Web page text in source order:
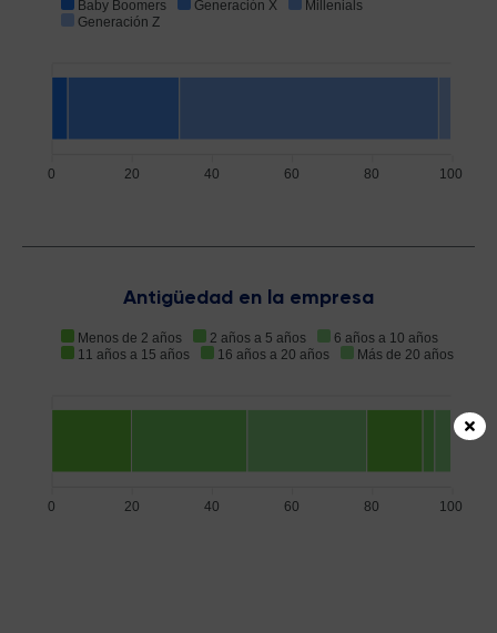
Baby Boomers Generación X
Millenials
Generación Z
100
80
60
40
20
0
Antigüedad en la empresa
Menos de 2 años 2 años a 5 años
6 años a 10 años
11 años a 15 años
16 años a 20 años Más de 20 años
100
80
60
40
20
0